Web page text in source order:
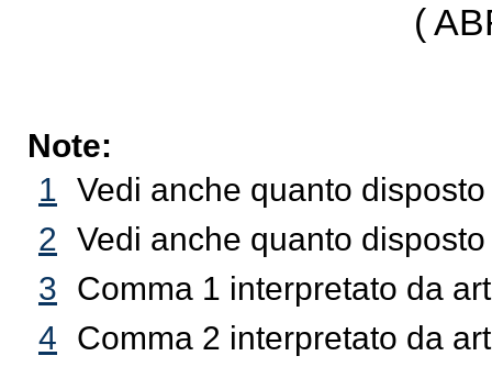
(
Note:
1 Vedi anche quanto
2 Vedi anche quanto
3 Comma 1 interpretato da
4 Comma 2 interpretato da